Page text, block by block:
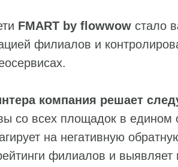
FMART by flowwow стало
филиалов и
компания решает
со всех площадок в едином
на негативную
филиалов и